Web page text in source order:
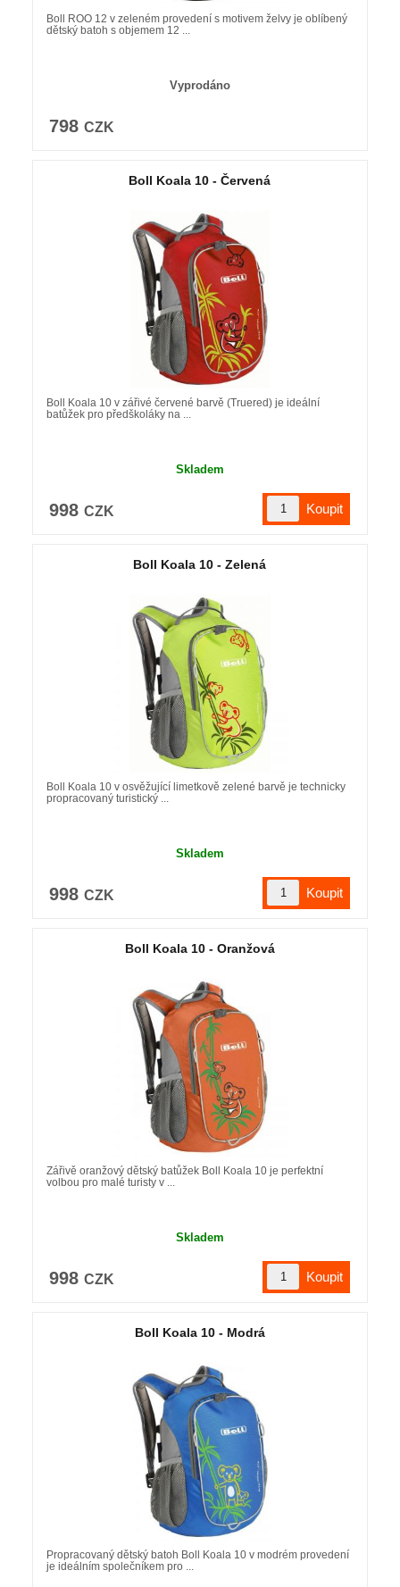
Boll ROO 12 v zeleném provedení s motivem želvy je oblíbený
dětský batoh s objemem 12 ...
Vyprodáno
798 CZK
Boll Koala 10 - Červená
Boll Koala 10 v zářivé červené barvě (Truered) je ideální
batůžek pro předškoláky na ...
Skladem
998 CZK
Boll Koala 10 - Zelená
Boll Koala 10 v osvěžující limetkově zelené barvě je technicky
propracovaný turistický ...
Skladem
998 CZK
Boll Koala 10 - Oranžová
Zářivě oranžový dětský batůžek Boll Koala 10 je perfektní
volbou pro malé turisty v ...
Skladem
998 CZK
Boll Koala 10 - Modrá
Propracovaný dětský batoh Boll Koala 10 v modrém provedení
je ideálním společníkem pro ...